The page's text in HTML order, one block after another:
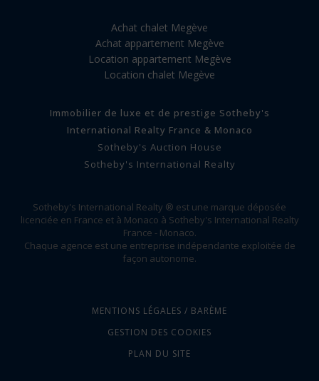
Achat chalet Megève
Achat appartement Megève
Location appartement Megève
Location chalet Megève
Immobilier de luxe et de prestige Sotheby's
International Realty France & Monaco
Sotheby's Auction House
Sotheby's International Realty
Sotheby's International Realty ® est une marque déposée
licenciée en France et à Monaco à Sotheby's International Realty
France - Monaco.
Chaque agence est une entreprise indépendante exploitée de
façon autonome.
MENTIONS LÉGALES / BARÈME
GESTION DES COOKIES
PLAN DU SITE